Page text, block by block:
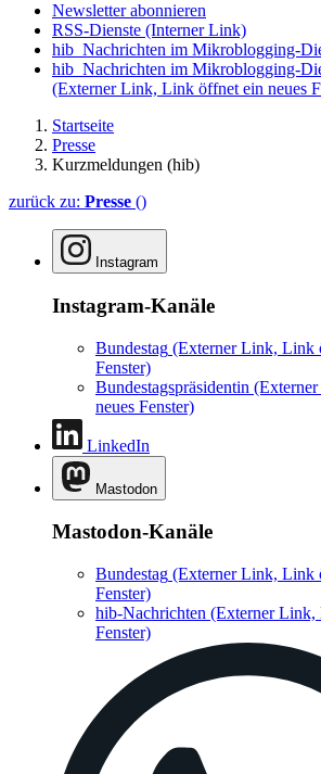
Newsletter abonnieren
RSS-Dienste (Interner Link)
hib_Nachrichten im Mikroblogging-
hib_Nachrichten im Mikroblogging-
(Externer Link, Link öffnet ein neues
Startseite
Presse
Kurzmeldungen (hib)
zurück zu: Presse ()
Instagram
Instagram-Kanäle
Bundestag (Externer Link, Link
Fenster)
Bundestagspräsidentin
neues Fenster)
LinkedIn
Mastodon
Mastodon-Kanäle
Bundestag (Externer Link, Link
Fenster)
hib-Nachrichten (Externer Link,
Fenster)